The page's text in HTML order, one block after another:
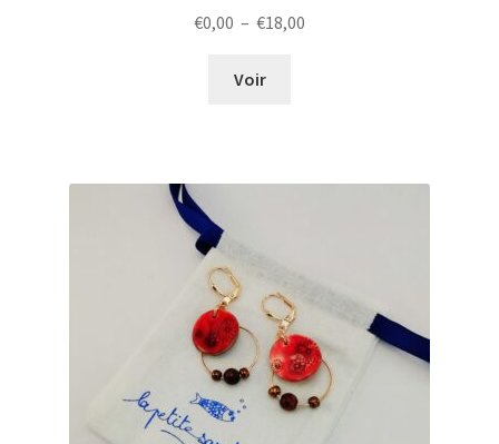
€0,00 – €18,00
Voir